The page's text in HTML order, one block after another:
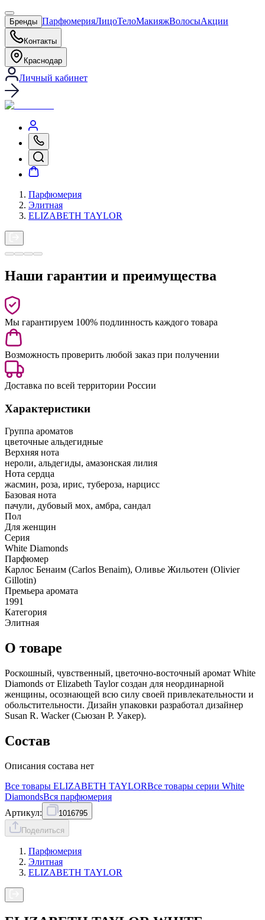
Бренды ПарфюмерияЛицоТелоМакияжВолосыАкции
Контакты
Краснодар
Личный кабинет
Парфюмерия
Элитная
ELIZABETH TAYLOR
Наши гарантии и преимущества
Мы гарантируем 100% подлинность каждого товара
Возможность проверить любой заказ при получении
Доставка по всей территории России
Характеристики
Группа ароматов
цветочные альдегидные
Верхняя нота
нероли, альдегиды, амазонская лилия
Нота сердца
жасмин, роза, ирис, тубероза, нарцисс
Базовая нота
пачули, дубовый мох, амбра, сандал
Пол
Для женщин
Серия
White Diamonds
Парфюмер
Карлос Бенаим (Carlos Benaim), Оливье Жильотен (Olivier
Gillotin)
Премьера аромата
1991
Категория
Элитная
О товаре
Роскошный, чувственный, цветочно-восточный аромат White
Diamonds от Elizabeth Taylor создан для неординарной
женщины, осознающей всю силу своей привлекательности и
обольстительности. Дизайн упаковки разработал дизайнер
Susan R. Wacker (Сьюзан Р. Уакер).
Состав
Описания состава нет
Все товары ELIZABETH TAYLORВсе товары серии White
DiamondsВся парфюмерия
Артикул:
1016795
Поделиться
Парфюмерия
Элитная
ELIZABETH TAYLOR